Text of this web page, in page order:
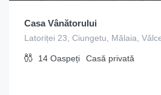
Casa Vânătorului
Latoriței 23, Ciungetu, Mălaia,
14 Oaspeți Casă privată